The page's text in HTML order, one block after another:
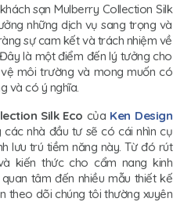
sạn Mulberry Collection Silk
những dịch vụ sang trọng và
sự cam kết và trách nhiệm về
là một điểm đến lý tưởng cho
môi trường và mong muốn có
và có ý nghĩa.
Silk Eco của Ken Design
nhà đầu tư sẽ có cái nhìn cụ
lưu trú tiềm năng này. Từ đó rút
kiến thức cho cẩm nang kinh
tâm đến nhiều mẫu thiết kế
theo dõi chúng tôi thường xuyên